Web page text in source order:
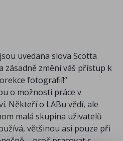
v LAB, RGB a CMYK
k vytvoření rychlejších,
barvy“ – které existují
radikálně
produktů
postupu výrazně oživit
zlepšení dokonce i
uvedana slova Scotta
zásadně změní váš přístup k
fotografií!“
o možnosti práce v
Někteří o LABu vědí, ale
malá skupina uživatelů
většinou asi pouze při